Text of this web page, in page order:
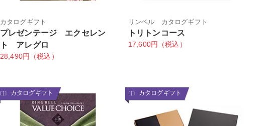
カタログギフト
プレゼンテージ エクセレン
ト アレグロ
28,490円（税込）
リンベル カタログギフト
トリトンコース
17,600円（税込）
カタログギフト カタログギフト